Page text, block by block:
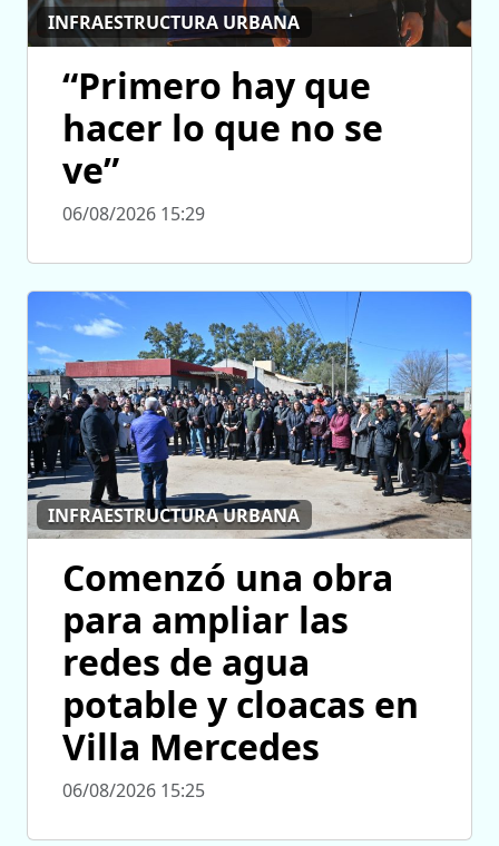
INFRAESTRUCTURA URBANA
“Primero hay que
hacer lo que no se
ve”
06/08/2026 15:29
INFRAESTRUCTURA URBANA
Comenzó una obra
para ampliar las
redes de agua
potable y cloacas en
Villa Mercedes
06/08/2026 15:25